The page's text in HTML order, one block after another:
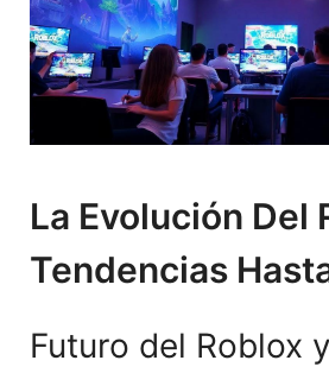
La Evolución Del
Tendencias
Futuro del Roblox